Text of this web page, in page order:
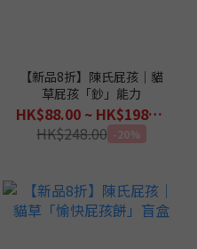
【新品8折】陳氏屁孩｜貓
草屁孩「鈔」能力
HK$88.00 ~ HK$198.00
HK$248.00 -20%